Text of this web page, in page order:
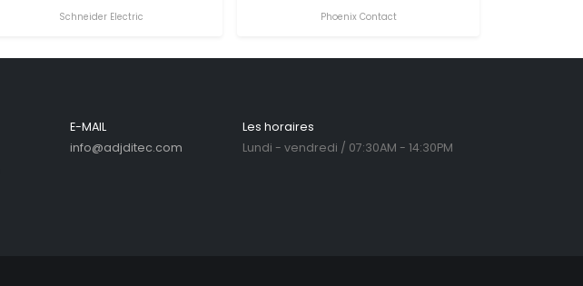
Schneider Electric
Phoenix Contact
E-MAIL
info@adjditec.com
Les horaires
Lundi - vendredi / 07:30AM - 14:30PM